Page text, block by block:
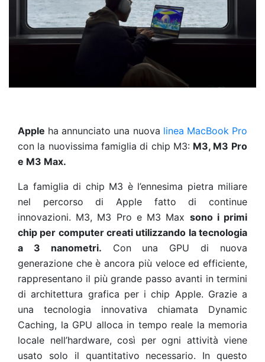
Apple ha annunciato una nuova linea MacBook Pro
con la nuovissima famiglia di chip M3: M3, M3 Pro
e M3 Max.
La famiglia di chip M3 è l’ennesima pietra miliare
nel percorso di Apple fatto di continue
innovazioni. M3, M3 Pro e M3 Max sono i primi
chip per computer creati utilizzando la tecnologia
a 3 nanometri. Con una GPU di nuova
generazione che è ancora più veloce ed efficiente,
rappresentano il più grande passo avanti in termini
di architettura grafica per i chip Apple. Grazie a
una tecnologia innovativa chiamata Dynamic
Caching, la GPU alloca in tempo reale la memoria
locale nell’hardware, così per ogni attività viene
usato solo il quantitativo necessario. In questo